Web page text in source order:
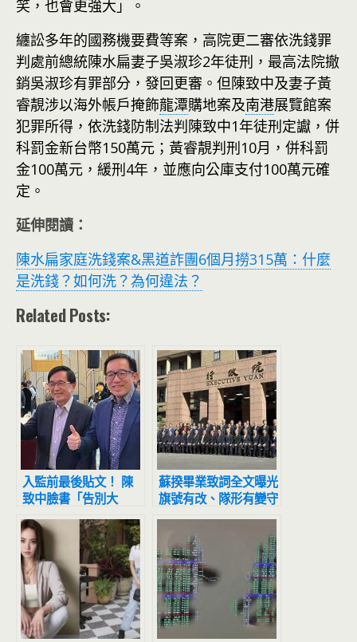
笑，也會更強大」。
纏訟多年的國務機要費等案，高院更二審依洗錢罪
判處前總統陳水扁妻子吳淑珍2年徒刑，最高法院撤
銷吳淑珍有罪部分，發回更審。但陳致中及妻子黃
睿靚涉以海外帳戶掩飾龍潭購地案及南港展覽館案
犯罪所得，依洗錢防制法判陳致中1年徒刑定讞，併
科罰金新台幣150萬元；黃睿靚判刑10月，併科罰
金100萬元，緩刑4年，並應向公庫支付100萬元確
定。
延伸閱讀 ：
陳水扁家庭洗錢案&黑道詐團6個月撈315萬：什麼
是洗錢？如何洗？為何違法？
Related Posts:
入監前最後貼文！ 陳
致中臉書「告別大
家」：恩義永銘
蘇揆畢業致詞全文曝光
旗號有改、隊形有變守
護台灣的心始終如一